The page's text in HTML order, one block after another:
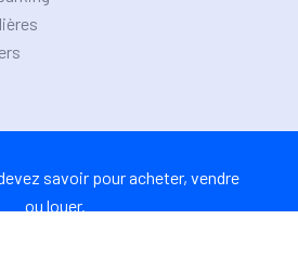
savoir pour acheter, vendre
ou louer.